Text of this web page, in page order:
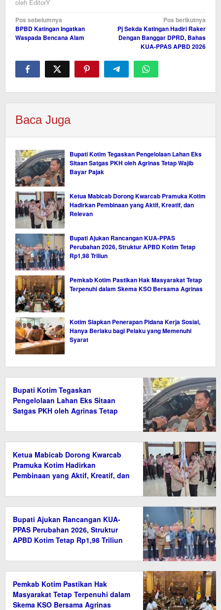
oleh EditorY
Navigasi
pos
Pos sebelumnya
BPBD Katingan Ingatkan
Waspada Bencana Alam
Pos berikutnya
Pj Sekda Katingan Hadiri Raker
Dengan Banggar DPRD, Bahas
KUA-PPAS APBD 2026
Baca Juga
Bupati Kotim Tegaskan Pengelolaan Lahan Eks
Sitaan Satgas PKH oleh Agrinas Tetap Wajib
Bayar Pajak
Ketua Mabicab Dorong Kwarcab Pramuka Kotim
Hadirkan Pembinaan yang Aktif, Kreatif, dan
Relevan
Bupati Ajukan Rancangan KUA-PPAS
Perubahan 2026, Struktur APBD Kotim Tetap
Rp1,98 Triliun
Pemkab Kotim Pastikan Hak Masyarakat Tetap
Terpenuhi dalam Skema KSO Bersama Agrinas
Kotim Siapkan Penerapan Pidana Kerja Sosial,
Hanya Berlaku bagi Pelaku yang Memenuhi
Syarat
Bupati Kotim Tegaskan
Pengelolaan Lahan Eks Sitaan
Satgas PKH oleh Agrinas Tetap
Ketua Mabicab Dorong Kwarcab
Pramuka Kotim Hadirkan
Pembinaan yang Aktif, Kreatif, dan
Bupati Ajukan Rancangan KUA-
PPAS Perubahan 2026, Struktur
APBD Kotim Tetap Rp1,98 Triliun
Pemkab Kotim Pastikan Hak
Masyarakat Tetap Terpenuhi dalam
Skema KSO Bersama Agrinas